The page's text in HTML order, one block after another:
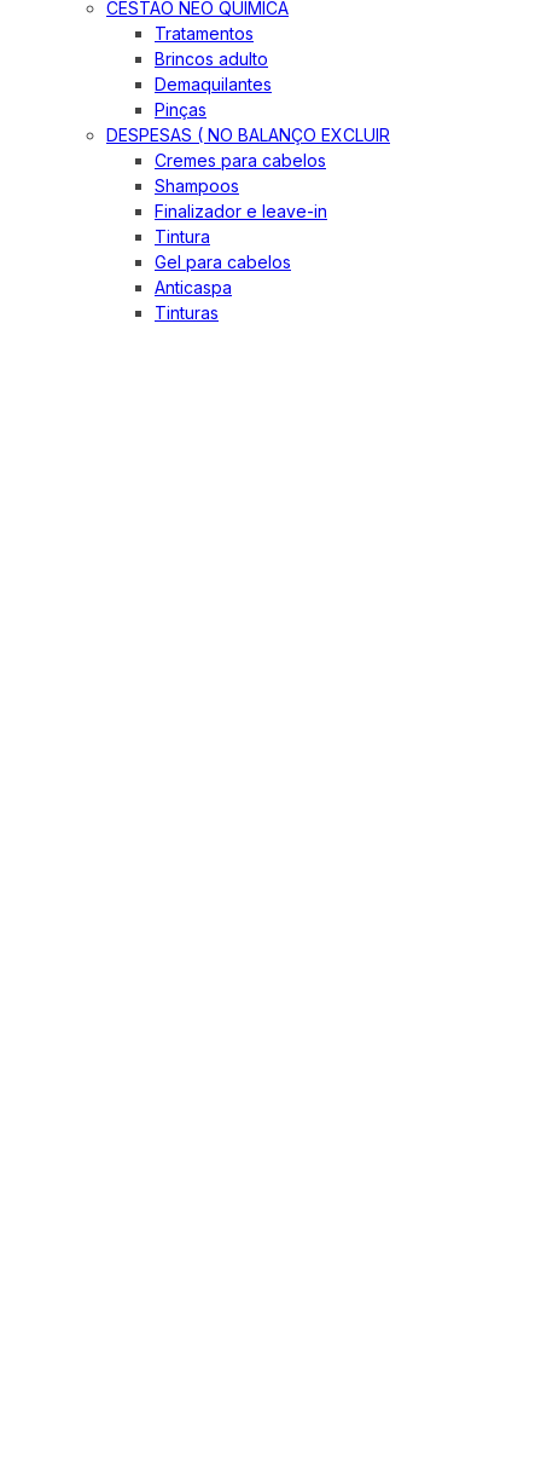
CESTÃO NEO QUIMICA
Tratamentos
Brincos adulto
Demaquilantes
Pinças
DESPESAS ( NO BALANÇO EXCLUIR
Cremes para cabelos
Shampoos
Finalizador e leave-in
Tintura
Gel para cabelos
Anticaspa
Tinturas